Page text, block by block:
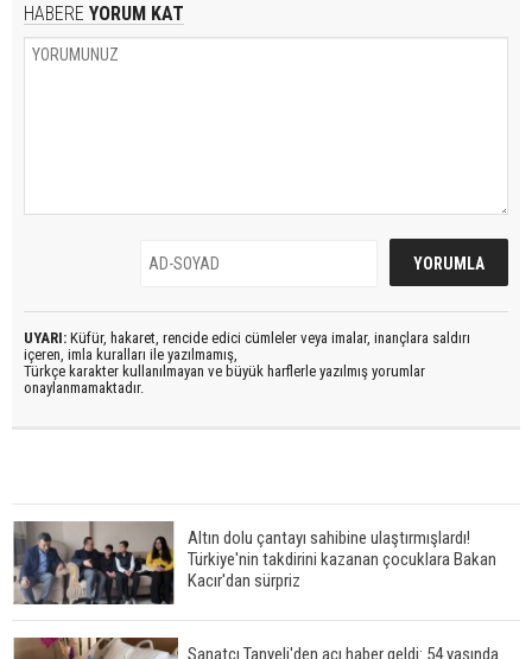
HABERE YORUM KAT
UYARI: Küfür, hakaret, rencide edici cümleler veya imalar, inançlara saldırı
içeren, imla kuralları ile yazılmamış,
Türkçe karakter kullanılmayan ve büyük harflerle yazılmış yorumlar
onaylanmamaktadır.
Altın dolu çantayı sahibine ulaştırmışlardı!
Türkiye'nin takdirini kazanan çocuklara Bakan
Kacır'dan sürpriz
Sanatçı Tanyeli'den acı haber geldi: 54 yaşında